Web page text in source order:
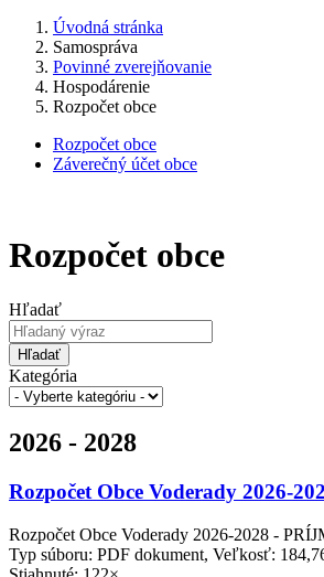
Úvodná stránka
Samospráva
Povinné zverejňovanie
Hospodárenie
Rozpočet obce
Rozpočet obce
Záverečný účet obce
Rozpočet obce
Hľadať
Hľadať
Kategória
2026 - 2028
Rozpočet Obce Voderady 2026-
Rozpočet Obce Voderady 2026-2028 -
Typ súboru: PDF dokument, Veľkosť: